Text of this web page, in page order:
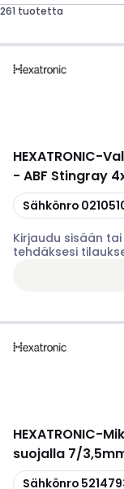
261 tuotetta
HEXATRONIC-
- ABF Stingray
Kopioi
Sähkönro
Kirjaudu sisään
tehdäksesi
HEXATRONIC-
suojalla 7/
Kopioi
Sähkönro